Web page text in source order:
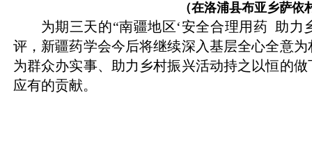
（在洛浦县布亚乡萨
为期三天的“南疆地区‘安全合理用药 助力
评，新疆药学会今后将继续深入基层全心全意
为群众办实事、助力乡村振兴活动持之以恒的
应有的贡献。